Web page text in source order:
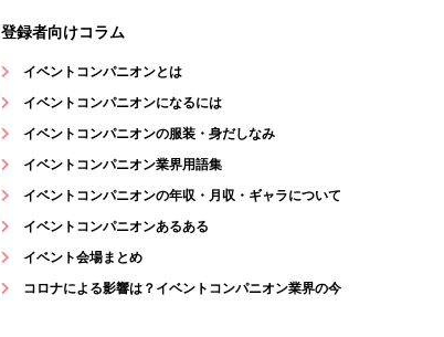
登録者向けコラム
イベントコンパニオンとは
イベントコンパニオンになるには
イベントコンパニオンの服装・身だしなみ
イベントコンパニオン業界用語集
イベントコンパニオンの年収・月収・ギャラについて
イベントコンパニオンあるある
イベント会場まとめ
コロナによる影響は？イベントコンパニオン業界の今